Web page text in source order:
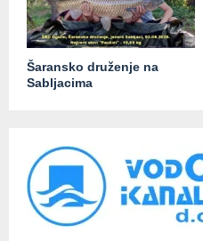
Šaransko druženje na
Sabljacima